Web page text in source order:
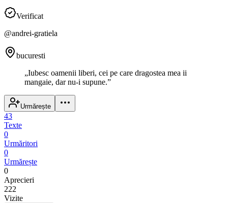
Verificat
@andrei-gratiela
bucuresti
„Iubesc oamenii liberi, cei pe care dragostea mea ii
mangaie, dar nu-i supune.”
Urmărește
43
Texte
0
Urmăritori
0
Urmărește
0
Aprecieri
222
Vizite